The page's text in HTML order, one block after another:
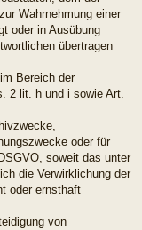
Wahrnehmung einer
oder in Ausübung
übertragen
Bereich der
2 lit. h und i sowie Art.
oder für
soweit das unter
die Verwirklichung der
oder ernsthaft
von